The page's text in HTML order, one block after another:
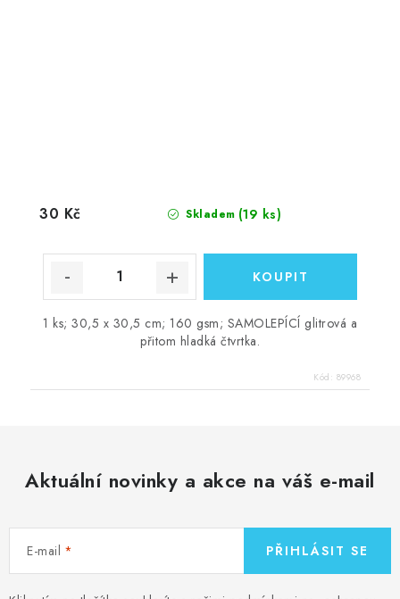
Skladem (19 ks)
30 Kč
1 ks; 30,5 x 30,5 cm; 160 gsm; SAMOLEPÍCÍ glitrová a
přitom hladká čtvrtka.
Kód: 89968
Aktuální novinky a akce na váš e-mail
E-mail PŘIHLÁSIT SE